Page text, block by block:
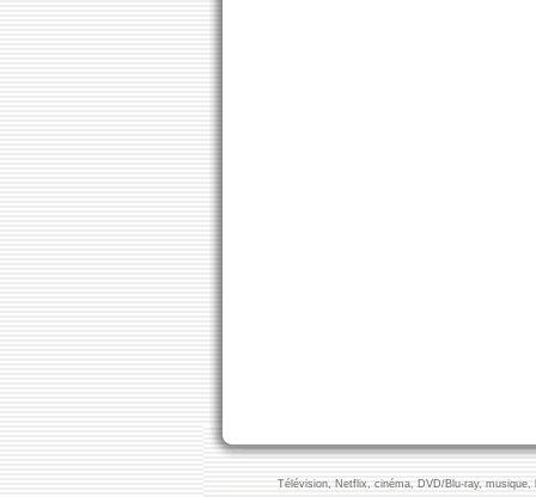
Télévision, Netflix, cinéma, DVD/Blu-ray,